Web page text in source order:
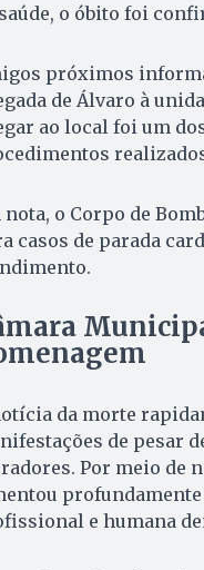
o óbito foi
próximos
de Álvaro à
ao local foi um
nota, o Corpo de
casos de parada
da morte
de pesar
Por meio de
e humana